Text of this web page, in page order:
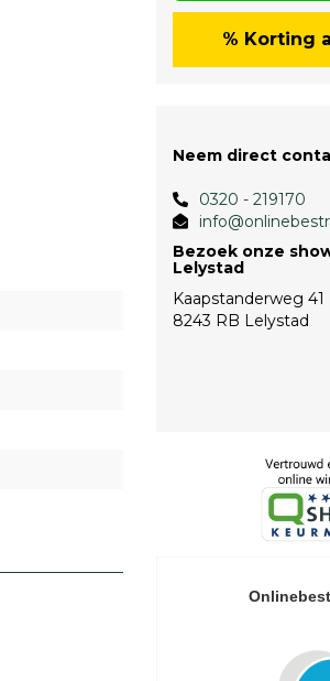
% Korting
Neem direct
0320 - 219170
Bezoek onze
Lelystad
Kaapstanderweg 41
8243 RB Lelystad